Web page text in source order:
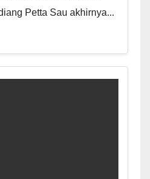
Petta Sau akhirnya...